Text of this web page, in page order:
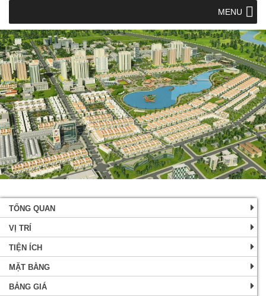
MENU
TỔNG QUAN
VỊ TRÍ
TIỆN ÍCH
MẶT BẰNG
BẢNG GIÁ